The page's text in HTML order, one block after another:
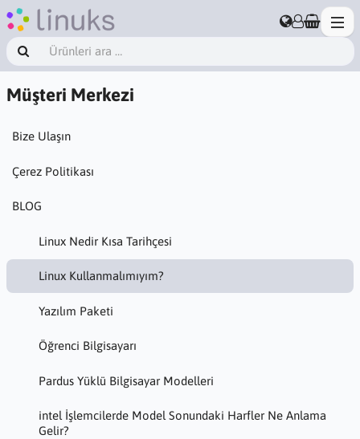
Müşteri Merkezi
Bize Ulaşın
Çerez Politikası
BLOG
Linux Nedir Kısa Tarihçesi
Linux Kullanmalımıyım?
Yazılım Paketi
Öğrenci Bilgisayarı
Pardus Yüklü Bilgisayar Modelleri
intel İşlemcilerde Model Sonundaki Harfler Ne Anlama
Gelir?